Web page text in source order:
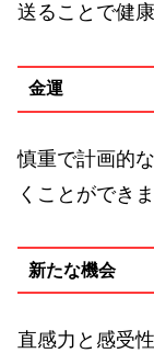
送ることで健
金運
慎重で計画的
くことができま
新たな機会
直感力と感受